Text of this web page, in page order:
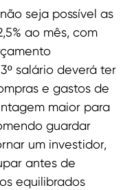
seja possível as
ao mês, com
salário deverá ter
e gastos de
maior para
guardar
um investidor,
antes de
equilibrados